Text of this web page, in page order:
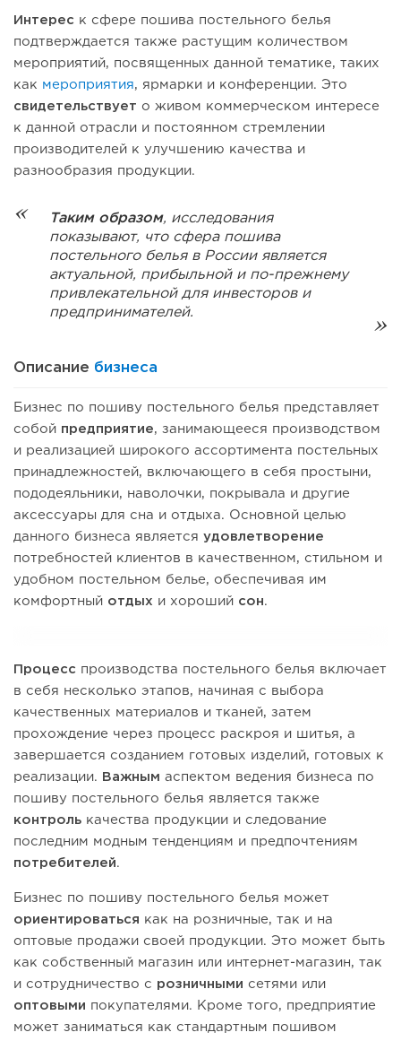
Интерес к сфере пошива постельного белья
подтверждается также растущим количеством
мероприятий, посвященных данной тематике, таких
как мероприятия, ярмарки и конференции. Это
свидетельствует о живом коммерческом интересе
к данной отрасли и постоянном стремлении
производителей к улучшению качества и
разнообразия продукции.
Таким образом, исследования
показывают, что сфера пошива
постельного белья в России является
актуальной, прибыльной и по-прежнему
привлекательной для инвесторов и
предпринимателей.
Описание бизнеса
Бизнес по пошиву постельного белья представляет
собой предприятие, занимающееся производством
и реализацией широкого ассортимента постельных
принадлежностей, включающего в себя простыни,
пододеяльники, наволочки, покрывала и другие
аксессуары для сна и отдыха. Основной целью
данного бизнеса является удовлетворение
потребностей клиентов в качественном, стильном и
удобном постельном белье, обеспечивая им
комфортный отдых и хороший сон.
Процесс производства постельного белья включает
в себя несколько этапов, начиная с выбора
качественных материалов и тканей, затем
прохождение через процесс раскроя и шитья, а
завершается созданием готовых изделий, готовых к
реализации.
Важным аспектом ведения бизнеса по
пошиву постельного белья является также
контроль качества продукции и следование
последним модным тенденциям и предпочтениям
потребителей.
Бизнес по пошиву постельного белья может
ориентироваться как на розничные, так и на
оптовые продажи своей продукции. Это может быть
как собственный магазин или интернет-магазин, так
и сотрудничество с розничными сетями или
оптовыми покупателями. Кроме того, предприятие
может заниматься как стандартным пошивом